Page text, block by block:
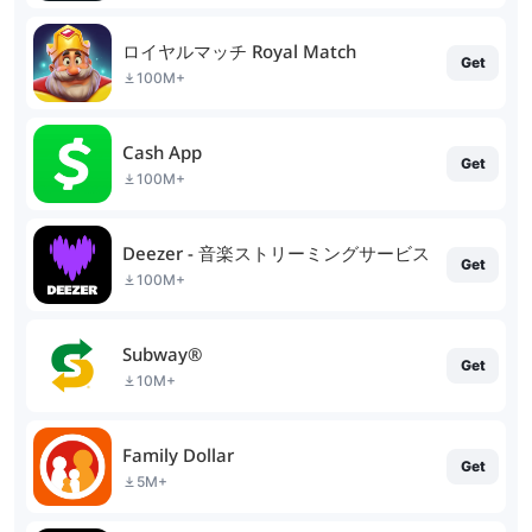
ロイヤルマッチ Royal Match
100M+
Get
Cash App
100M+
Get
Deezer - 音楽ストリーミングサービス
100M+
Get
Subway®
10M+
Get
Family Dollar
5M+
Get